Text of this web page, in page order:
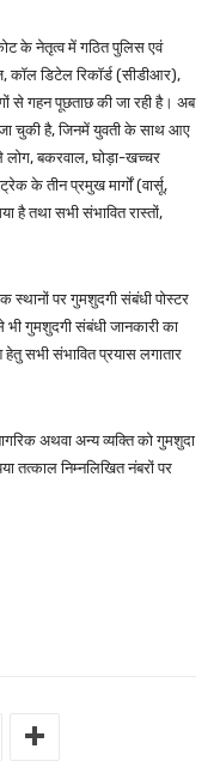
के नेतृत्व में गठित पुलिस एवं
कॉल डिटेल रिकॉर्ड (सीडीआर),
से गहन पूछताछ की जा रही है। अब
चुकी है, जिनमें युवती के साथ आए
लोग, बकरवाल, घोड़ा-खच्चर
के तीन प्रमुख मार्गों (वार्सू,
है तथा सभी संभावित रास्तों,
स्थानों पर गुमशुदगी संबंधी पोस्टर
गुमशुदगी संबंधी जानकारी का
हेतु सभी संभावित प्रयास लगातार
अथवा अन्य व्यक्ति को गुमशुदा
तत्काल निम्नलिखित नंबरों पर